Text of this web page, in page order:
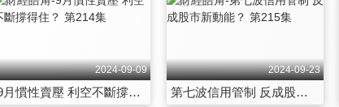
2024-09-09
9月慣性賣壓 利空不斷撐得住？ 第214集
2024-09-23
第七波信用管制 反成股市新動能？ 第215集